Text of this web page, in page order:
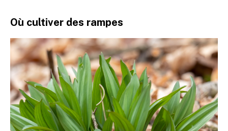
Où cultiver des rampes